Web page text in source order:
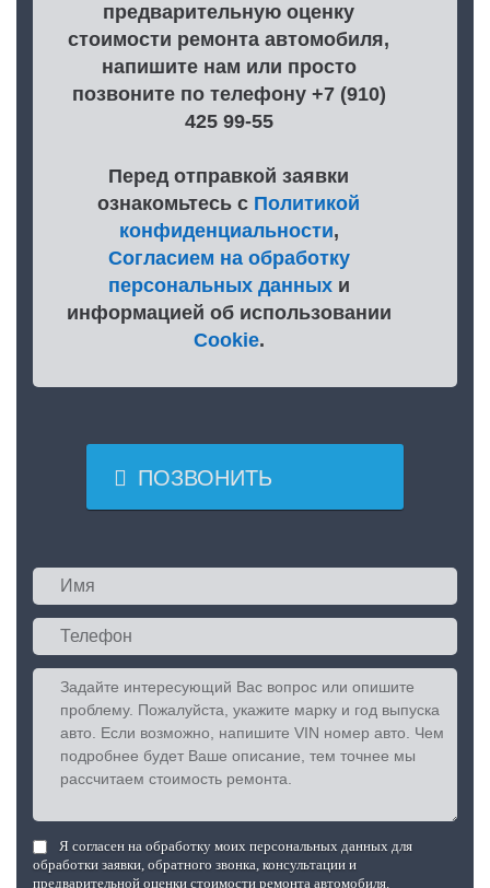
предварительную оценку
стоимости ремонта автомобиля,
напишите нам или просто
позвоните по телефону +7 (910)
425 99-55
Перед отправкой заявки
ознакомьтесь с Политикой
конфиденциальности,
Согласием на обработку
персональных данныхи
информацией об использовании
Cookie.
 ПОЗВОНИТЬ
Я согласен на обработку моих персональных данных для
обработки заявки, обратного звонка, консультации и
предварительной оценки стоимости ремонта автомобиля.